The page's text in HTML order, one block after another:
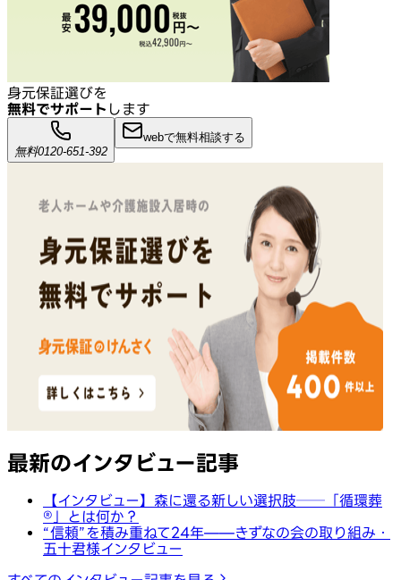
身元保証選びを
無料でサポート します
無料0120-651-392
webで無料相談する
最新のインタビュー記事
【インタビュー】森に還る新しい選択肢──「循環葬
®︎」とは何か？
“信頼”を積み重ねて24年——きずなの会の取り組み・
五十君様インタビュー